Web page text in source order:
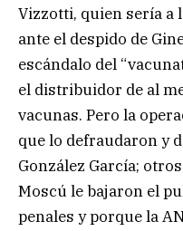
Vizzotti, quien sería a
ante el despido de
escándalo del
el distribuidor de al
vacunas. Pero la
que lo defraudaron y
González García;
Moscú le bajaron el
penales y porque la